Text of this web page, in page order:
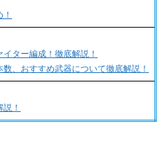
ター編成！徹底解説！
、おすすめ武器について徹底解説！
！